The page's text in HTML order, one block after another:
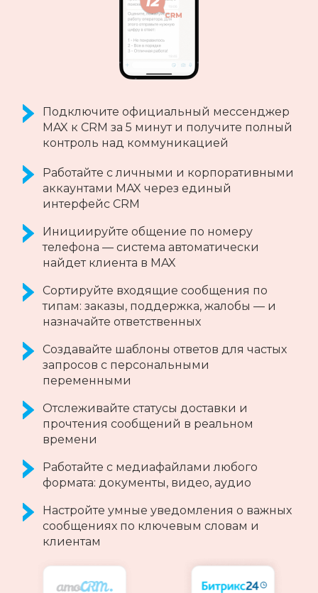
Интеграция личного аккаунта Telegram с
CRM-системами за 5 минут
Обменивайтесь личными сообщениями,
отвечайте на сообщения из CRM-системы,
Передавайте различные типы
сообщений: текст, эмоджи, музыка, видео
Получайте комментарии к постам из
Telegram-каналов и отвечайте на них из
Создавайте черные и белые списки
каналов и групп
Все возможности Telegram